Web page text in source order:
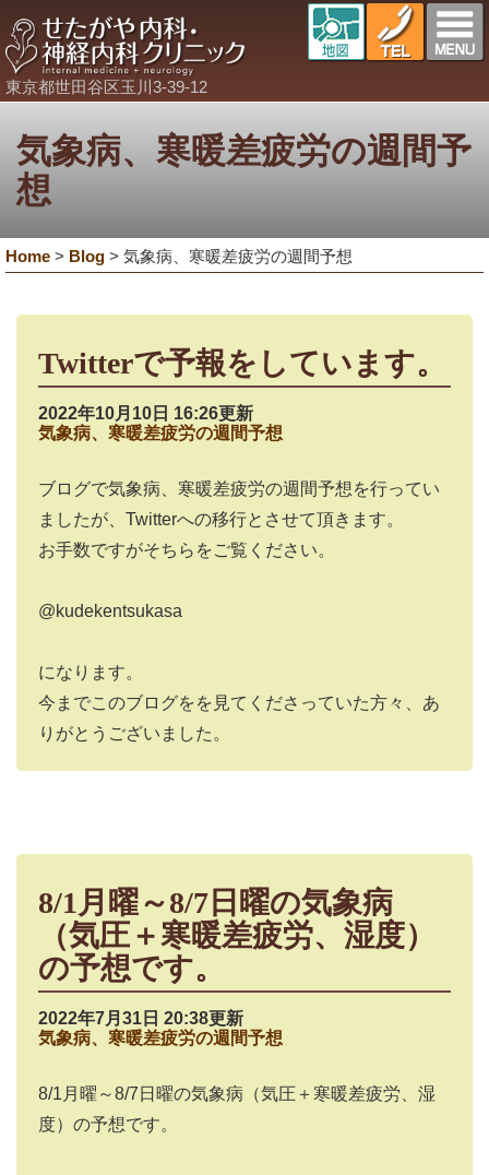
東京都世田谷区玉川3-39-12
気象病、寒暖差疲労の週間予
想
Home > Blog > 気象病、寒暖差疲労の週間予想
Twitterで予報をしています。
2022年10月10日 16:26更新
気象病、寒暖差疲労の週間予想
ブログで気象病、寒暖差疲労の週間予想を行ってい
ましたが、Twitterへの移行とさせて頂きます。
お手数ですがそちらをご覧ください。
@kudekentsukasa
になります。
今までこのブログをを見てくださっていた方々、あ
りがとうございました。
8/1月曜～8/7日曜の気象病
（気圧＋寒暖差疲労、湿度）
の予想です。
2022年7月31日 20:38更新
気象病、寒暖差疲労の週間予想
8/1 月曜～8/7 日曜の気象病（気圧＋寒暖差疲労、湿
度）の予想です。